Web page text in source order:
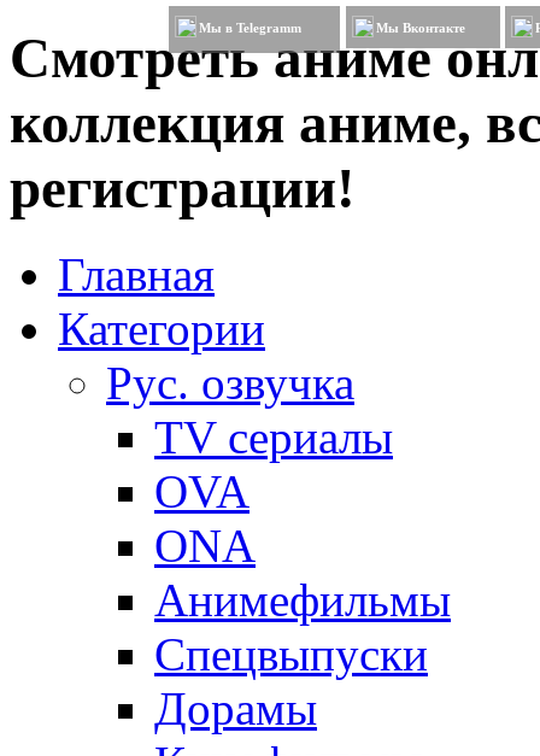
Смотреть аниме
коллекция аниме,
регистрации!
Мы в Telegramm Мы Вконтакте
Главная
Категории
Рус. озвучка
TV сериалы
OVA
ONA
Анимефильмы
Спецвыпуски
Дорамы